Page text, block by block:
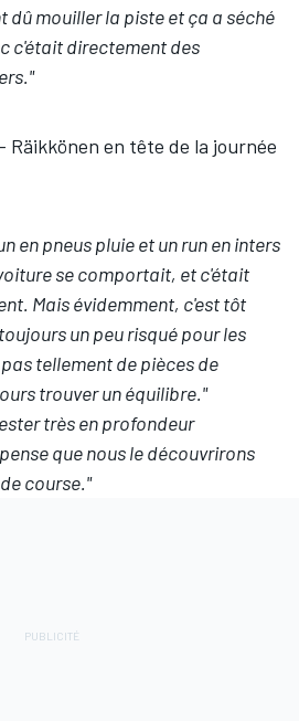
dû mouiller la piste et ça a séché
c'était directement des
Räikkönen en tête de la journée
en pneus pluie et un run en inters
se comportait, et c'était
Mais évidemment, c'est tôt
un peu risqué pour les
tellement de pièces de
trouver un équilibre."
très en profondeur
que nous le découvrirons
course."